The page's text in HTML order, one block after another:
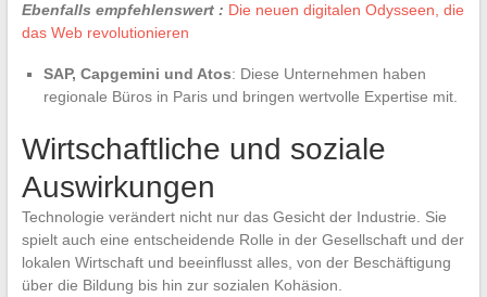
Ebenfalls empfehlenswert : Die neuen digitalen Odysseen, die
das Web revolutionieren
SAP, Capgemini und Atos: Diese Unternehmen haben
regionale Büros in Paris und bringen wertvolle Expertise mit.
Wirtschaftliche und soziale
Auswirkungen
Technologie verändert nicht nur das Gesicht der Industrie. Sie
spielt auch eine entscheidende Rolle in der Gesellschaft und der
lokalen Wirtschaft und beeinflusst alles, von der Beschäftigung
über die Bildung bis hin zur sozialen Kohäsion.